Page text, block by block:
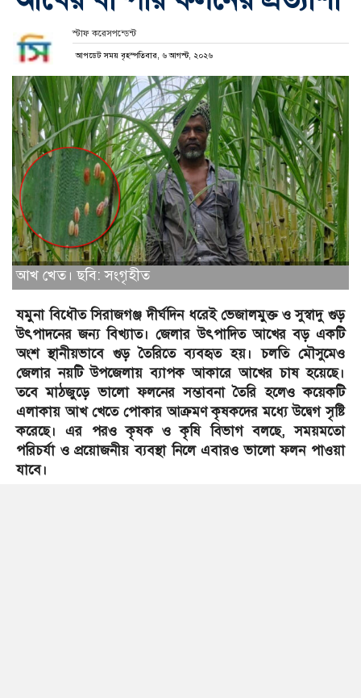
স্টাফ করেসপন্ডেন্ট
আপডেট সময় বৃহস্পতিবার, ৬ আগস্ট, ২০২৬
আখ খেত। ছবি: সংগৃহীত
যমুনা বিধৌত সিরাজগঞ্জ দীর্ঘদিন ধরেই ভেজালমুক্ত ও সুস্বাদু গুড়
উৎপাদনের জন্য বিখ্যাত। জেলার উৎপাদিত আখের বড় একটি
অংশ স্থানীয়ভাবে গুড় তৈরিতে ব্যবহৃত হয়। চলতি মৌসুমেও
জেলার নয়টি উপজেলায় ব্যাপক আকারে আখের চাষ হয়েছে।
তবে মাঠজুড়ে ভালো ফলনের সম্ভাবনা তৈরি হলেও কয়েকটি
এলাকায় আখ খেতে পোকার আক্রমণ কৃষকদের মধ্যে উদ্বেগ সৃষ্টি
করেছে। এর পরও কৃষক ও কৃষি বিভাগ বলছে, সময়মতো
পরিচর্যা ও প্রয়োজনীয় ব্যবস্থা নিলে এবারও ভালো ফলন পাওয়া
যাবে।